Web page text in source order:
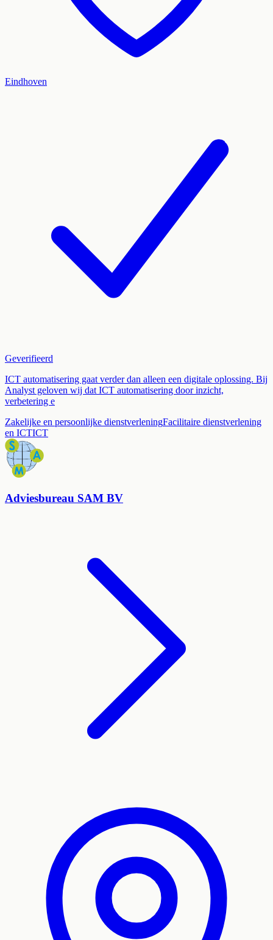
Eindhoven
Geverifieerd
ICT automatisering gaat verder dan alleen een digitale oplossing. Bij
Analyst geloven wij dat ICT automatisering door inzicht,
verbetering e
Zakelijke en persoonlijke dienstverleningFacilitaire dienstverlening
en ICTICT
Adviesbureau SAM BV